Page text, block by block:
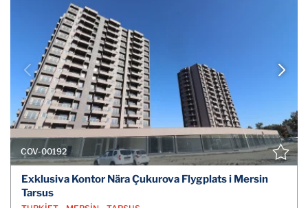
COV-00192
Exklusiva Kontor Nära Çukurova Flygplats i Mersin
Tarsus